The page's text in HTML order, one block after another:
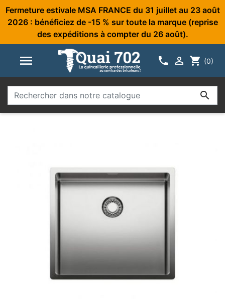
Fermeture estivale MSA FRANCE du 31 juillet au 23 août
2026 : bénéficiez de -15 % sur toute la marque (reprise
des expéditions à compter du 26 août).
   shopping_cart (0)
